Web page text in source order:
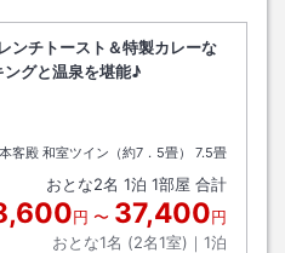
ンチトースト＆特製カレーな
ングと温泉を堪能♪
客殿 和室ツイン（約7．5畳）
7.5畳
おとな2名 1泊 1部屋 合計
円 〜 37,400円
おとな1名 (2名1室)｜ 1泊